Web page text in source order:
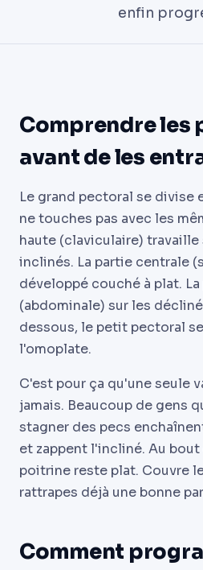
enfin
Comprendre les
avant de les
Le grand pectoral se divise
ne touches pas avec les
haute (claviculaire)
inclinés. La partie centrale
développé couché à plat.
(abdominale) sur les
dessous, le petit pectoral
l'omoplate.
C'est pour ça qu'une seule
jamais. Beaucoup de gens
stagner des pecs
et zappent l'incliné. Au
poitrine reste plat. Couvre
rattrapes déjà une bonne
Comment